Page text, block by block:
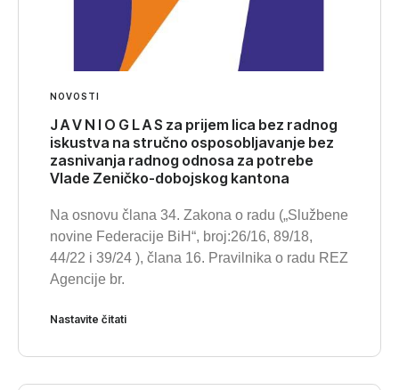
NOVOSTI
J A V N I O G L A S za prijem lica bez radnog
iskustva na stručno osposobljavanje bez
zasnivanja radnog odnosa za potrebe
Vlade Zeničko-dobojskog kantona
Na osnovu člana 34. Zakona o radu („Službene
novine Federacije BiH“, broj:26/16, 89/18,
44/22 i 39/24 ), člana 16. Pravilnika o radu REZ
Agencije br.
Nastavite čitati